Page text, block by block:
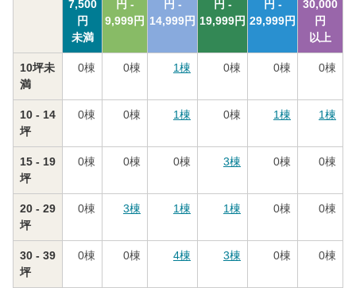
7,500
円
未満
円 -
9,999円
円 -
14,999円
円 -
19,999円
円 -
29,999円
30,000
円
以上
10坪未
満
0棟 0棟 1棟 0棟 0棟 0棟
10 - 14
坪
0棟 0棟 1棟 0棟 1棟 1棟
15 - 19
坪
0棟 0棟 0棟 3棟 0棟 0棟
20 - 29
坪
0棟 3棟 1棟 1棟 0棟 0棟
30 - 39
坪
0棟 0棟 4棟 3棟 0棟 0棟